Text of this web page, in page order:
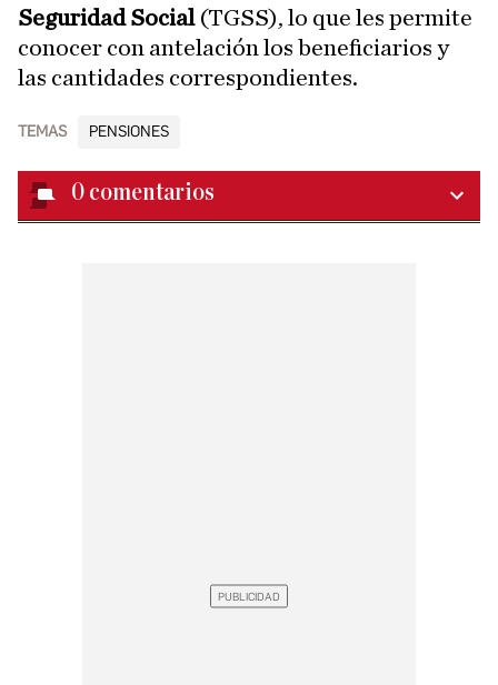
Seguridad Social(TGSS), lo que les permite
conocer con antelación los beneficiarios y
las cantidades correspondientes.
TEMAS PENSIONES
0 comentarios